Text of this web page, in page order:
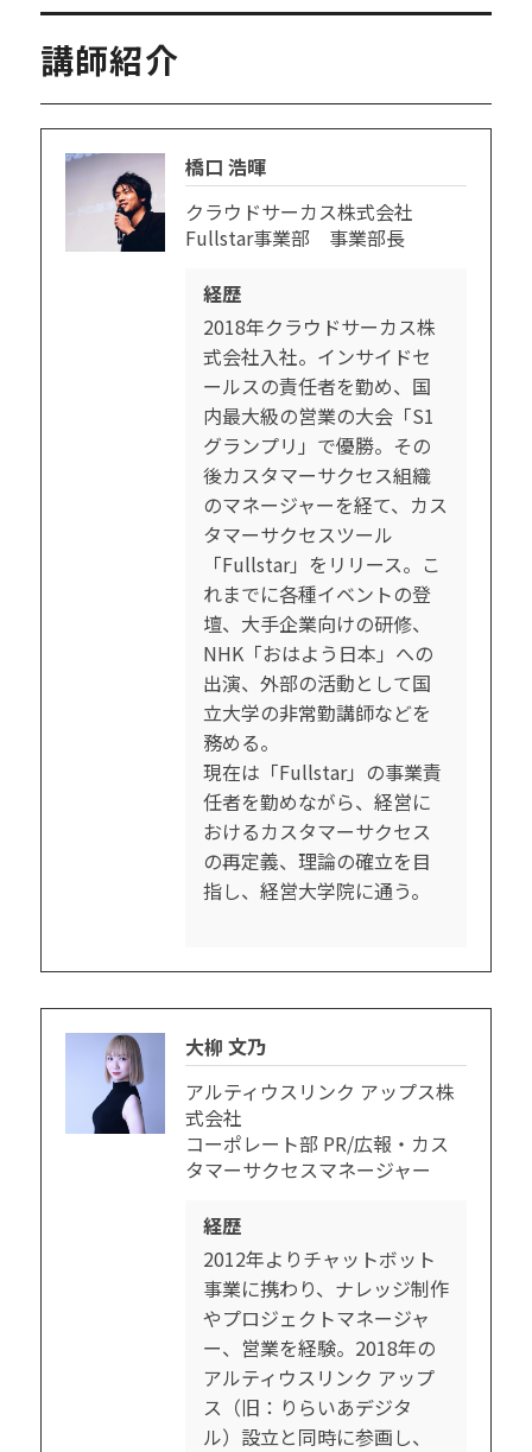
講師紹介
橋口 浩暉
クラウドサーカス株式会社
Fullstar事業部 事業部長
経歴
2018年クラウドサーカス株
式会社入社。インサイドセ
ールスの責任者を勤め、国
内最大級の営業の大会「S1
グランプリ」で優勝。その
後カスタマーサクセス組織
のマネージャーを経て、カス
タマーサクセスツール
「Fullstar」をリリース。こ
れまでに各種イベントの登
壇、大手企業向けの研修、
NHK「おはよう日本」への
出演、外部の活動として国
立大学の非常勤講師などを
務める。
現在は「Fullstar」の事業責
任者を勤めながら、経営に
おけるカスタマーサクセス
の再定義、理論の確立を目
指し、経営大学院に通う。
大柳 文乃
アルティウスリンク アップス株
式会社
コーポレート部 PR/広報・カス
タマーサクセスマネージャー
経歴
2012年よりチャットボット
事業に携わり、ナレッジ制作
やプロジェクトマネージャ
ー、営業を経験。2018年の
アルティウスリンク アップ
ス（旧：りらいあデジタ
ル）設立と同時に参画し、